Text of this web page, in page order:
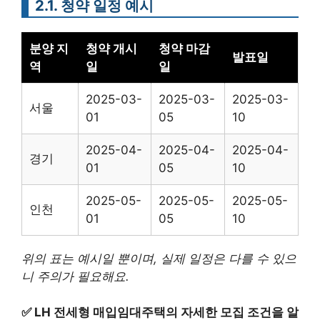
2.1. 청약 일정 예시
분양 지
역
청약 개시
일
청약 마감
일
발표일
서울
2025-03-
01
2025-03-
05
2025-03-
10
경기
2025-04-
01
2025-04-
05
2025-04-
10
인천
2025-05-
01
2025-05-
05
2025-05-
10
위의 표는 예시일 뿐이며, 실제 일정은 다를 수 있으
니 주의가 필요해요.
✅ LH 전세형 매입임대주택의 자세한 모집 조건을 알